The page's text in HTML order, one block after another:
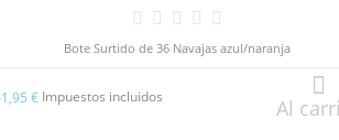
Bote Surtido de 36 Navajas azul/naranja
€ Impuestos incluidos Al